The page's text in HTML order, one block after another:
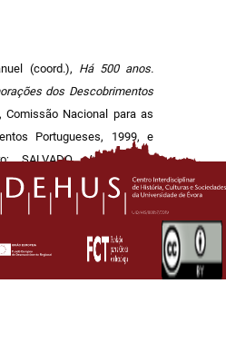
(coord.), Há 500 anos.
dos Descobrimentos
Comissão Nacional para as
Portugueses, 1999, e
SALVADO, João Paulo
1999-2001
, Lisboa,
Comemorações dos